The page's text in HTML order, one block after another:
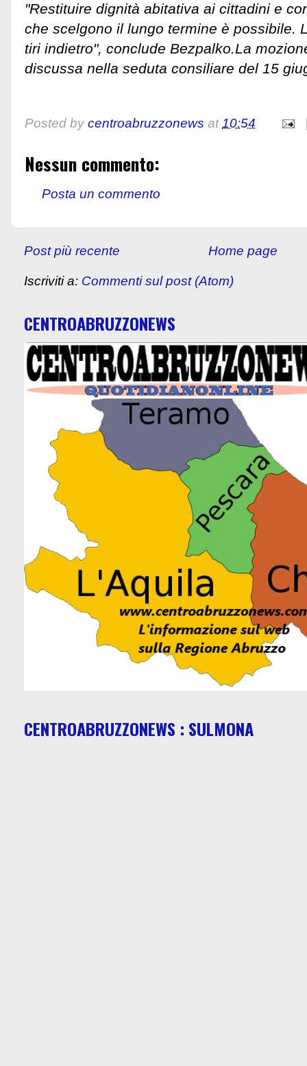
"Restituire dignità abitativa ai cittadini e
che scelgono il lungo termine è possibile.
tiri indietro", conclude Bezpalko.La
discussa nella seduta consiliare del 15
Posted by centroabruzzonews at10:54
Nessun commento:
Posta un commento
Post più recente Home page
Iscriviti a: Commenti sul post (Atom)
CENTROABRUZZONEWS
CENTROABRUZZONEWS : SULMONA